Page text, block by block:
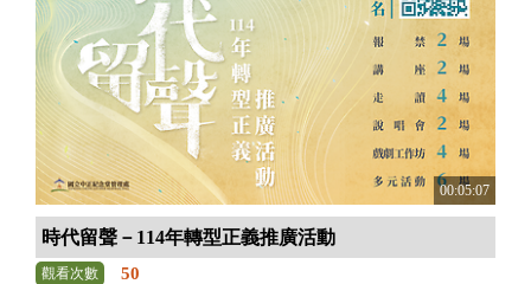
00:05:07
時代留聲－114年轉型正義推廣活動
觀看次數 50